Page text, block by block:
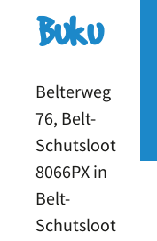
Buku
Belterweg
76, Belt-
Schutsloot
8066PX in
Belt-
Schutsloot